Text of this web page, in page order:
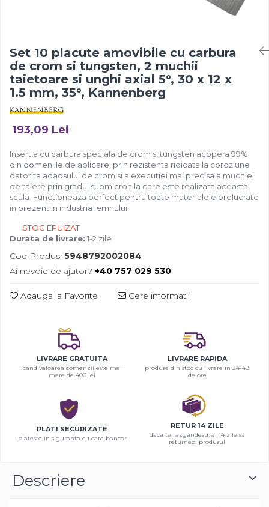
Set 10 placute amovibile cu carbura
de crom si tungsten, 2 muchii
taietoare si unghi axial 5°, 30 x 12 x
1.5 mm, 35°, Kannenberg
193,09 Lei
Insertia cu carbura speciala de crom si tungsten acopera 99%
din domeniile de aplicare, prin rezistenta ridicata la coroziune
datorita adaosului de crom si a executiei mai precisa a muchiei
de taiere prin gradul submicron la care este realizata aceasta
scula. Functioneaza perfect pentru toate materialele prelucrate
in prezent in industria lemnului.
STOC EPUIZAT
Durata de livrare: 1-2 zile
Cod Produs: 5948792002084
Ai nevoie de ajutor? +40 757 029 530
Adauga la Favorite Cere informatii
LIVRARE GRATUITA
cand valoarea comenzii este mai
mare de 400 lei
LIVRARE RAPIDA
produse din stoc cu livrare in 24-48
de ore
PLATI SECURIZATE
plateste in siguranta cu card bancar
RETUR 14 ZILE
daca te razgandesti, ai 14 zile sa
returnezi produsul
Descriere